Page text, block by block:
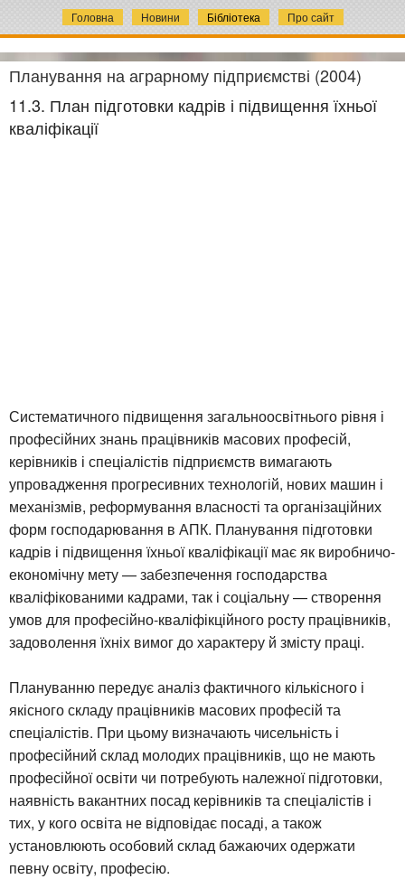
Головна Новини Бібліотека Про сайт
Планування на аграрному підприємстві (2004)
11.3. План підготовки кадрів і підвищення їхньої
кваліфікації
Систематичного підвищення загальноосвітнього рівня і
професійних знань працівників масових професій,
керівників і спеціалістів підприємств вимагають
упровадження прогресивних технологій, нових машин і
механізмів, реформування власності та організаційних
форм господарювання в АПК. Планування підготовки
кадрів і підвищення їхньої кваліфікації має як виробничо-
економічну мету — забезпечення господарства
кваліфікованими кадрами, так і соціальну — створення
умов для професійно-кваліфікційного росту працівників,
задоволення їхніх вимог до характеру й змісту праці.
Плануванню передує аналіз фактичного кількісного і
якісного складу працівників масових професій та
спеціалістів. При цьому визначають чисельність і
професійний склад молодих працівників, що не мають
професійної освіти чи потребують належної підготовки,
наявність вакантних посад керівників та спеціалістів і
тих, у кого освіта не відповідає посаді, а також
установлюють особовий склад бажаючих одержати
певну освіту, професію.